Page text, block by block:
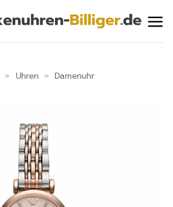
» Uhren » Damenuhr